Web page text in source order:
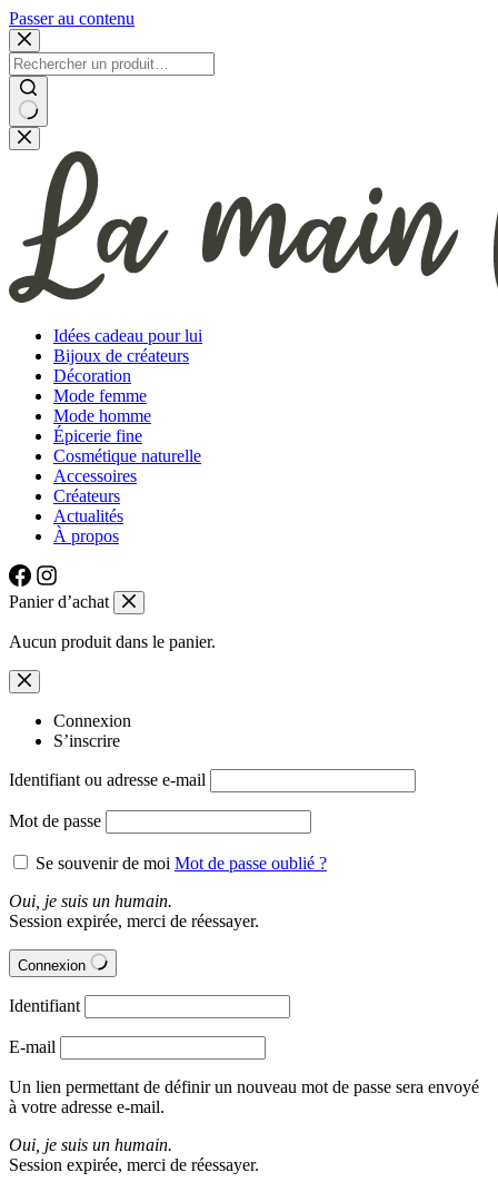
Passer au contenu
Aucun
résultat
Idées cadeau pour lui
Bijoux de créateurs
Décoration
Mode femme
Mode homme
Épicerie fine
Cosmétique naturelle
Accessoires
Créateurs
Actualités
À propos
Panier d’achat
Aucun produit dans le panier.
Connexion
S’inscrire
Identifiant ou adresse e-mail
Mot de passe
Se souvenir de moi Mot de passe oublié ?
Oui, je suis un humain.
Session expirée, merci de réessayer.
Connexion
Identifiant
E-mail
Un lien permettant de définir un nouveau mot de passe sera envoyé
à votre adresse e-mail.
Oui, je suis un humain.
Session expirée, merci de réessayer.